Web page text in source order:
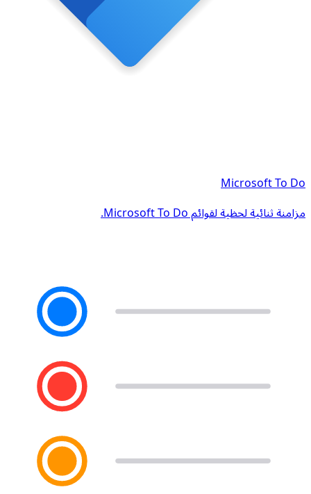
Microsoft To Do
مزامنة ثنائية لحظية لقوائم Microsoft To Do.